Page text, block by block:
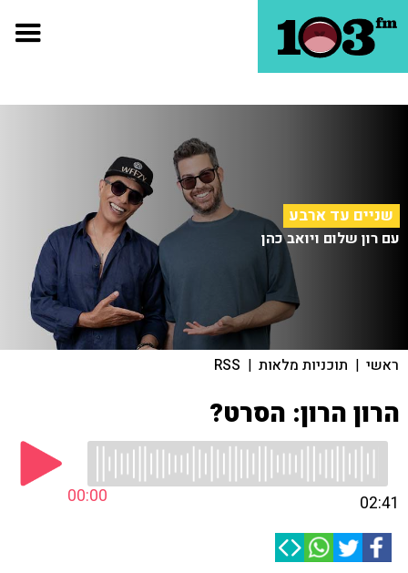
שניים עד ארבע
עם רון שלום ויואב כהן
ראשי | תוכניות מלאות |
RSS
הרון הרון: הסרט?
00:00 02:41